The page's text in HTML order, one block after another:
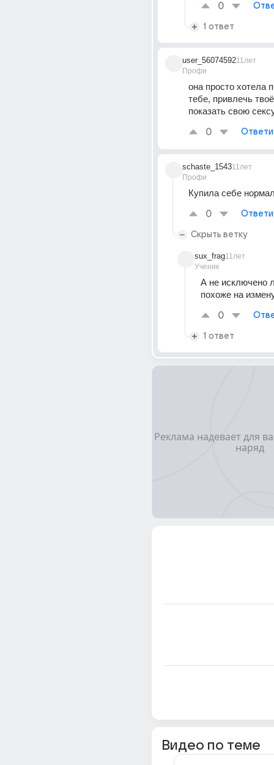
0
1 ответ
user_56074592
Профи
11лет
она просто хотела
тебе, привлечь
показать свою
0
schaste_1543
Профи
11лет
Купила себе
0
Скрыть ветку
sux_frag
Ученик
11лет
А не исключено
похоже на
0
1 ответ
Видео по теме